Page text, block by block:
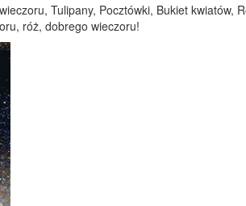
Tulipany, Pocztówki, Bukiet kwiatów,
róż, dobrego wieczoru!